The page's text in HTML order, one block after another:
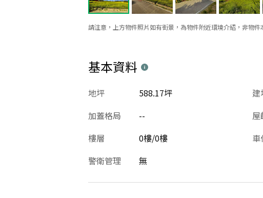
請注意，上方物件照片如有街景，為物件附近環境介紹，非物件
基本資料
建
地坪 588.17坪
加蓋格局
-- 屋
樓層
0樓/0樓 車
警衛管理
無